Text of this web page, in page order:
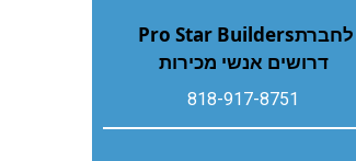
לחברת‭ ‬Pro Star Builders‭
‬דרושים‭ ‬אנשי‭ ‬מכירות
818-917-8751